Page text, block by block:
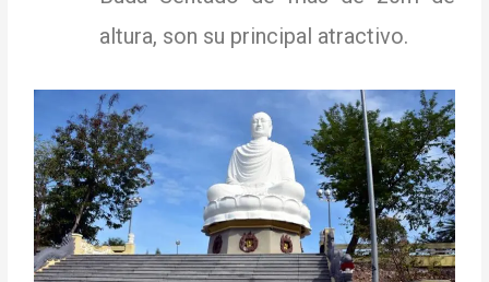
altura, son su principal atractivo.